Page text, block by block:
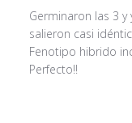
Germinaron las 3
salieron casi
Fenotipo hibrido
Perfecto!!